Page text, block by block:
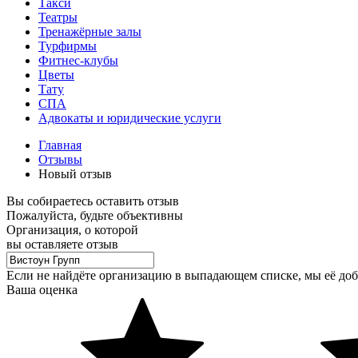
Такси
Театры
Тренажёрные залы
Турфирмы
Фитнес-клубы
Цветы
Тату
СПА
Адвокаты и юридические услуги
Главная
Отзывы
Новый отзыв
Вы собираетесь оставить отзыв
Пожалуйста, будьте объективны
Организация, о которой
вы оставляете отзыв
Если не найдёте организацию в выпадающем списке, мы её
Ваша оценка